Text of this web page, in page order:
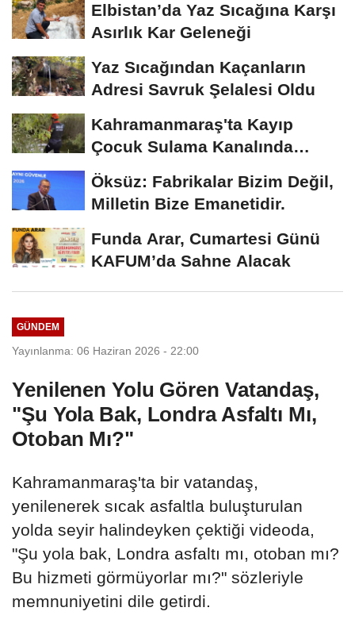
Elbistan’da Yaz Sıcağına Karşı
Asırlık Kar Geleneği
Yaz Sıcağından Kaçanların
Adresi Savruk Şelalesi Oldu
Kahramanmaraş'ta Kayıp
Çocuk Sulama Kanalında
Bulundu
Öksüz: Fabrikalar Bizim Değil,
Milletin Bize Emanetidir.
Funda Arar, Cumartesi Günü
KAFUM’da Sahne Alacak
GÜNDEM
Yayınlanma: 06 Haziran 2026 - 22:00
Yenilenen Yolu Gören Vatandaş,
"Şu Yola Bak, Londra Asfaltı Mı,
Otoban Mı?"
Kahramanmaraş'ta bir vatandaş,
yenilenerek sıcak asfaltla buluşturulan
yolda seyir halindeyken çektiği videoda,
"Şu yola bak, Londra asfaltı mı, otoban mı?
Bu hizmeti görmüyorlar mı?" sözleriyle
memnuniyetini dile getirdi.